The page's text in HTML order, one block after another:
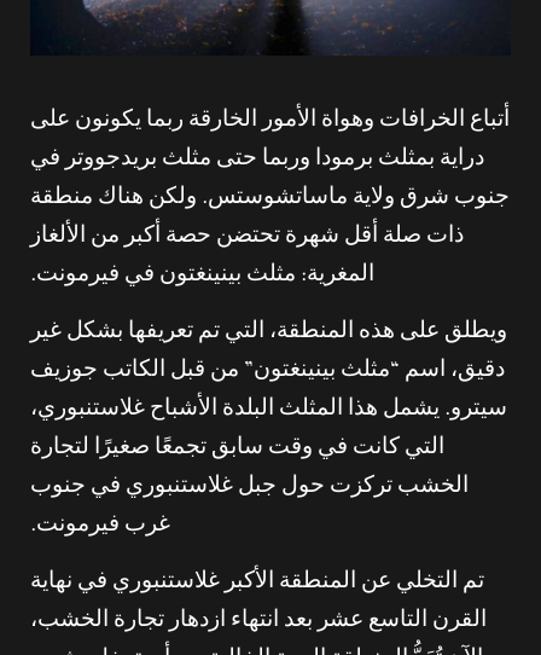
أتباع الخرافات وهواة الأمور الخارقة ربما يكونون على
دراية بمثلث برمودا وربما حتى مثلث بريدجووتر في
جنوب شرق ولاية ماساتشوستس. ولكن هناك منطقة
ذات صلة أقل شهرة تحتضن حصة أكبر من الألغاز
المغرية: مثلث بينينغتون في فيرمونت.
ويطلق على هذه المنطقة، التي تم تعريفها بشكل غير
دقيق، اسم “مثلث بينينغتون” من قبل الكاتب جوزيف
سيترو. يشمل هذا المثلث البلدة الأشباح غلاستنبوري،
التي كانت في وقت سابق تجمعًا صغيرًا لتجارة
الخشب تركزت حول جبل غلاستنبوري في جنوب
غرب فيرمونت.
تم التخلي عن المنطقة الأكبر غلاستنبوري في نهاية
القرن التاسع عشر بعد انتهاء ازدهار تجارة الخشب،